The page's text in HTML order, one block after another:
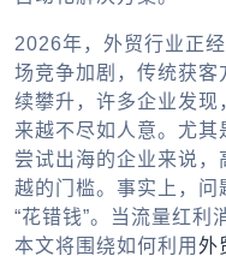
2026年，外贸行业正
场竞争加剧，传统获
续攀升，许多企业发
来越不尽如人意。尤
尝试出海的企业来说
越的门槛。事实上，问
“花错钱”。当流量红利
本文将围绕如何利用 外